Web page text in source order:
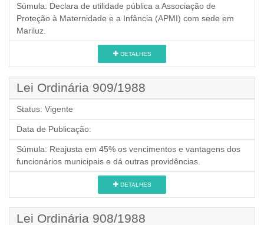
Súmula: Declara de utilidade pública a Associação de
Proteção à Maternidade e a Infância (APMI) com sede em
Mariluz.
DETALHES
Lei Ordinária 909/1988
Status: Vigente
Data de Publicação:
Súmula: Reajusta em 45% os vencimentos e vantagens dos
funcionários municipais e dá outras providências.
DETALHES
Lei Ordinária 908/1988